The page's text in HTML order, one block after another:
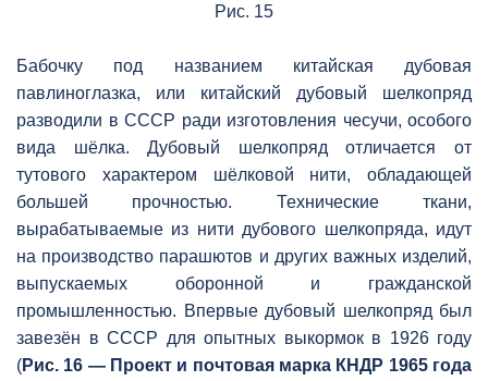
Рис. 15
Бабочку под названием китайская дубовая
павлиноглазка, или китайский дубовый шелкопряд
разводили в СССР ради изготовления чесучи, особого
вида шёлка. Дубовый шелкопряд отличается от
тутового характером шёлковой нити, обладающей
большей прочностью. Технические ткани,
вырабатываемые из нити дубового шелкопряда, идут
на производство парашютов и других важных изделий,
выпускаемых оборонной и гражданской
промышленностью. Впервые дубовый шелкопряд был
завезён в СССР для опытных выкормок в 1926 году
(Рис. 16 — Проект и почтовая марка КНДР 1965 года